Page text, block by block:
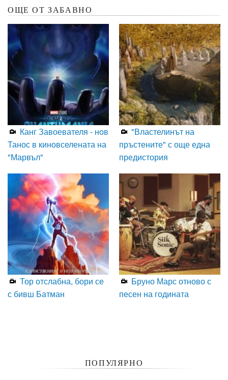
ОЩЕ ОТ ЗАБАВНО
Канг Завоевателя - нов
Танос в киновселената на
"Марвъл"
"Властелинът на
пръстените" с още една
предистория
Тор отслабна, бори се
с бивш Батман
Бруно Марс отново с
песен на годината
ПОПУЛЯРНО